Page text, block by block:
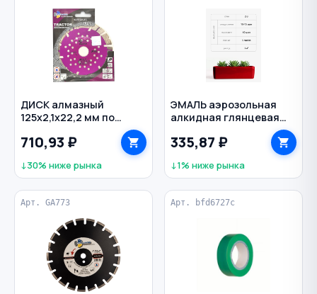
ДИСК алмазный
125х2,1х22,2 мм по
сегментный 12
DIAMOND
710,93 ₽
↓30% ниже рынка
ЭМАЛЬ аэрозольная
алкидная глянцевая
520 мл KUDO RAL 3020
цв. красный
335,87 ₽
↓1% ниже рынка
Арт. GA773 Арт. bfd6727c